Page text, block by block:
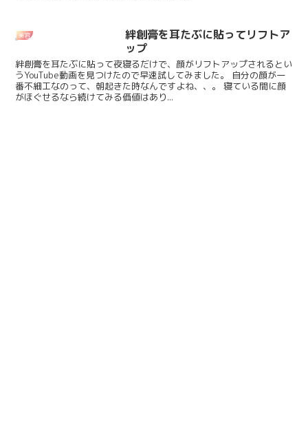
美容
絆創膏を耳たぶに貼ってリフトア
ップ
絆創膏を耳たぶに貼って夜寝るだけで、顔がリフトアップされるとい
うYouTube動画を見つけたので早速試してみました。 自分の顔が一
番不細工なのって、朝起きた時なんですよね、、。 寝ている間に顔
がほぐせるなら続けてみる価値はあり...